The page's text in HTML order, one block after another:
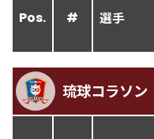
Pos. # 選手
琉球コラソン